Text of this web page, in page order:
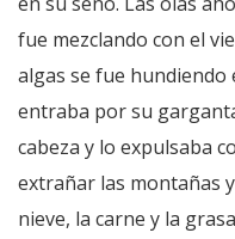
fue mezclando con el
algas se fue hundiendo
entraba por su
cabeza y lo expulsaba
extrañar las montañas
nieve, la carne y la